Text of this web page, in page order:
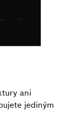
ani
jediným